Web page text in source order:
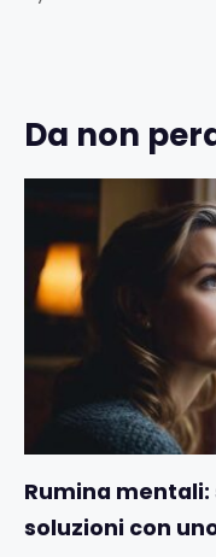
Da non
Rumina mentali:
soluzioni con